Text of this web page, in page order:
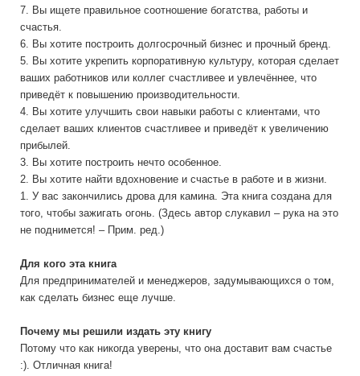
7. Вы ищете правильное соотношение богатства, работы и
счастья.
6. Вы хотите построить долгосрочный бизнес и прочный бренд.
5. Вы хотите укрепить корпоративную культуру, которая сделает
ваших работников или коллег счастливее и увлечённее, что
приведёт к повышению производительности.
4. Вы хотите улучшить свои навыки работы с клиентами, что
сделает ваших клиентов счастливее и приведёт к увеличению
прибылей.
3. Вы хотите построить нечто особенное.
2. Вы хотите найти вдохновение и счастье в работе и в жизни.
1. У вас закончились дрова для камина. Эта книга создана для
того, чтобы зажигать огонь. (Здесь автор слукавил – рука на это
не поднимется! – Прим. ред.)
Для кого эта книга
Для предпринимателей и менеджеров, задумывающихся о том,
как сделать бизнес еще лучше.
Почему мы решили издать эту книгу
Потому что как никогда уверены, что она доставит вам счастье
:). Отличная книга!